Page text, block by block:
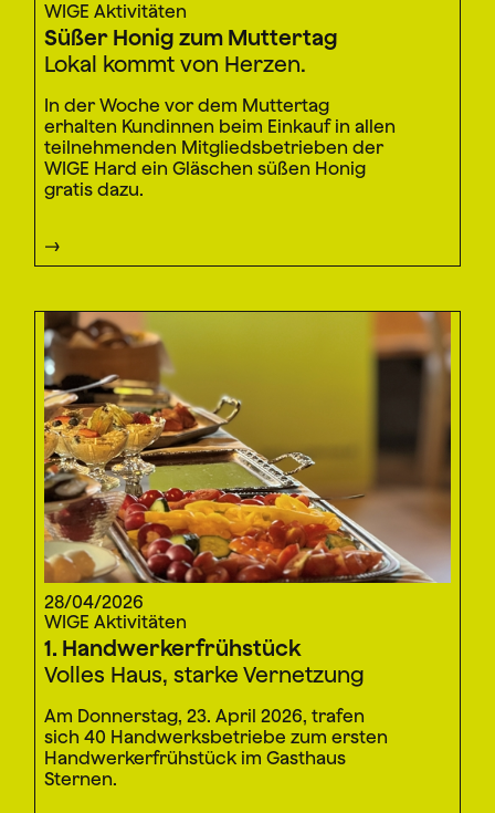
WIGE Aktivitäten
Süßer Honig zum Muttertag
Lokal kommt von Herzen.
In der Woche vor dem Muttertag
erhalten Kundinnen beim Einkauf in allen
teilnehmenden Mitgliedsbetrieben der
WIGE Hard ein Gläschen süßen Honig
gratis dazu.
28/04/2026
WIGE Aktivitäten
1. Handwerkerfrühstück
Volles Haus, starke Vernetzung
Am Donnerstag, 23. April 2026, trafen
sich 40 Handwerksbetriebe zum ersten
Handwerkerfrühstück im Gasthaus
Sternen.